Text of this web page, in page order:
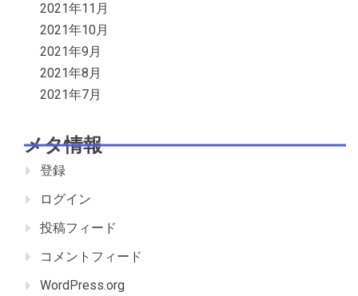
2021年11月
2021年10月
2021年9月
2021年8月
2021年7月
メタ情報
登録
ログイン
投稿フィード
コメントフィード
WordPress.org